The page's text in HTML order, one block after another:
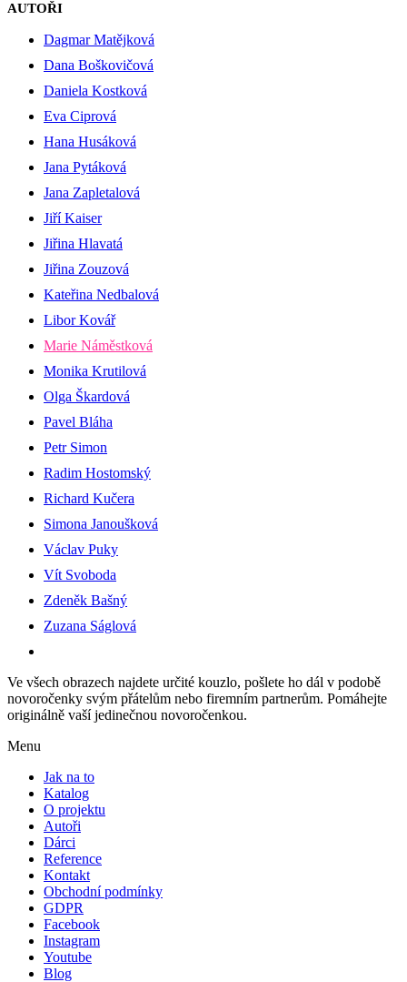
AUTOŘI
Dagmar Matějková
Dana Boškovičová
Daniela Kostková
Eva Ciprová
Hana Husáková
Jana Pytáková
Jana Zapletalová
Jiří Kaiser
Jiřina Hlavatá
Jiřina Zouzová
Kateřina Nedbalová
Libor Kovář
Marie Náměstková
Monika Krutilová
Olga Škardová
Pavel Bláha
Petr Simon
Radim Hostomský
Richard Kučera
Simona Janoušková
Václav Puky
Vít Svoboda
Zdeněk Bašný
Zuzana Ságlová
Ve všech obrazech najdete určité kouzlo, pošlete ho dál v podobě
novoročenky svým přátelům nebo firemním partnerům. Pomáhejte
originálně vaší jedinečnou novoročenkou.
Menu
Jak na to
Katalog
O projektu
Autoři
Dárci
Reference
Kontakt
Obchodní podmínky
GDPR
Facebook
Instagram
Youtube
Blog